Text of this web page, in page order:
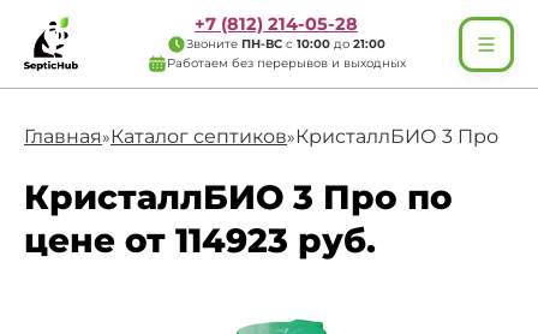
+7 (812) 214-05-28
Звоните ПН-ВС с 10:00 до 21:00
Работаем без перерывов и выходных
Главная»Каталог септиков»КристаллБИО 3 Про
КристаллБИО 3 Про по
цене от 114923 руб.